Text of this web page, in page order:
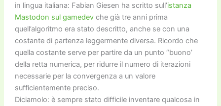
in lingua italiana: Fabian Giesen ha scritto sull’istanza
Mastodon sul gamedevche già tre anni prima
quell’algoritmo era stato descritto, anche se con una
costante di partenza leggermente diversa. Ricordo che
quella costante serve per partire da un punto “buono’
della retta numerica, per ridurre il numero di iterazioni
necessarie per la convergenza a un valore
sufficientemente preciso.
Diciamolo: è sempre stato difficile inventare qualcosa in